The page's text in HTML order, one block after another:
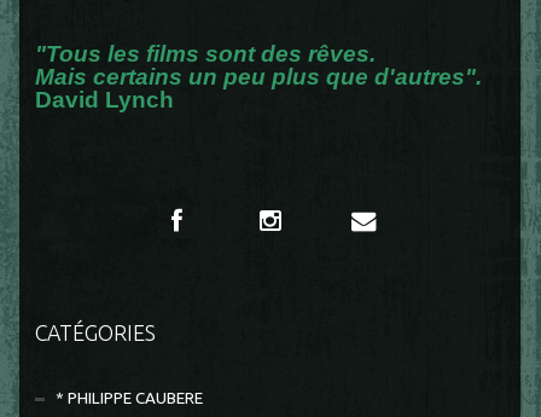
"Tous les films sont des rêves.
Mais certains un peu plus que d'autres".
David Lynch
CATÉGORIES
* PHILIPPE CAUBERE